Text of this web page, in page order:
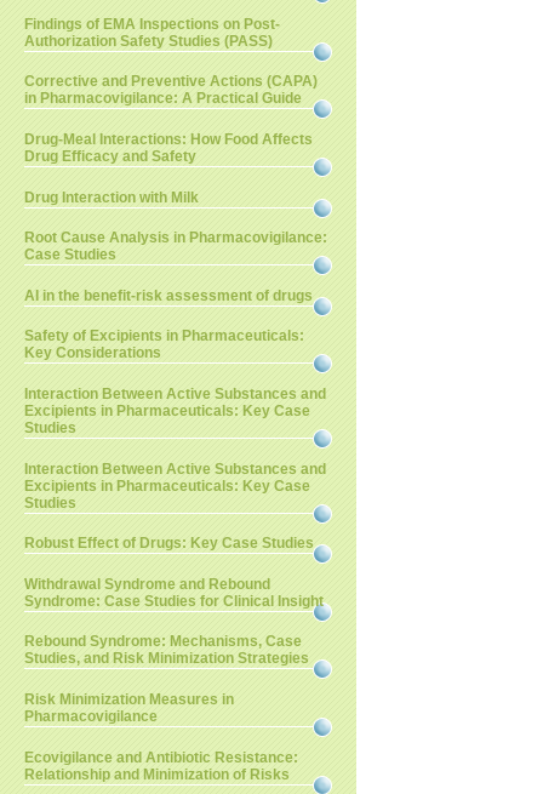
Findings of EMA Inspections on Post-
Authorization Safety Studies (PASS)
Corrective and Preventive Actions (CAPA)
in Pharmacovigilance: A Practical Guide
Drug-Meal Interactions: How Food Affects
Drug Efficacy and Safety
Drug Interaction with Milk
Root Cause Analysis in Pharmacovigilance:
Case Studies
AI in the benefit-risk assessment of drugs
Safety of Excipients in Pharmaceuticals:
Key Considerations
Interaction Between Active Substances and
Excipients in Pharmaceuticals: Key Case
Studies
Interaction Between Active Substances and
Excipients in Pharmaceuticals: Key Case
Studies
Robust Effect of Drugs: Key Case Studies
Withdrawal Syndrome and Rebound
Syndrome: Case Studies for Clinical Insight
Rebound Syndrome: Mechanisms, Case
Studies, and Risk Minimization Strategies
Risk Minimization Measures in
Pharmacovigilance
Ecovigilance and Antibiotic Resistance:
Relationship and Minimization of Risks